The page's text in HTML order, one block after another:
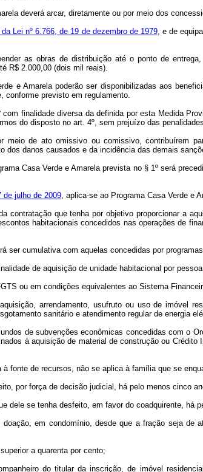
deverá arcar, diretamente ou por meio dos
da Lei nº 6.766, de 19 de dezembro de 1979, e de
as obras de distribuição até o ponto de
R$ 2.000,00 (dois mil reais).
e Amarela poderão ser disponibilizadas aos
conforme previsto em regulamento.
finalidade diversa da definida por esta Medida
do disposto no art. 4º, sem prejuízo das
de ato omissivo ou comissivo, contribuírem
dos danos causados e da incidência das demais
Casa Verde e Amarela prevista no § 1º será
de julho de 2009, aplica-se ao Programa Casa Verde e
que tenha por objetivo proporcionar a
habitacionais concedidos nas operações de
ser cumulativa com aquelas concedidas por
de aquisição de unidade habitacional por
ou em condições equivalentes ao Sistema
arrendamento, usufruto ou uso de imóvel
sanitário e atendimento regular de energia
de subvenções econômicas concedidas com o
à aquisição de material de construção ou
fonte de recursos, não se aplica à família que se
por força de decisão judicial, há pelo menos cinco
dele se tenha desfeito, em favor do coadquirente, há
em condomínio, desde que a fração seja
a quarenta por cento;
do titular da inscrição, de imóvel